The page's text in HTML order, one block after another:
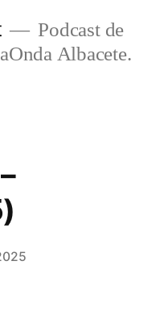
Podcast de
Albacete.